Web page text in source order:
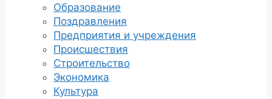
Образование
Поздравления
Предприятия и учреждения
Происшествия
Строительство
Экономика
Культура